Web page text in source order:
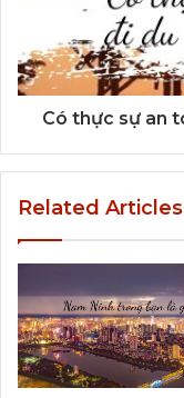
Có thực sự an
Related Articles